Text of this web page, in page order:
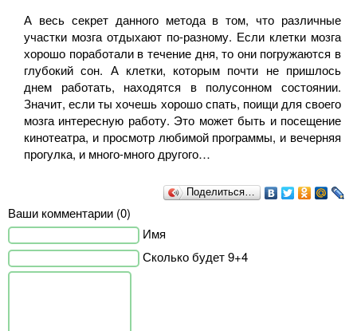
А весь секрет данного метода в том, что различные
участки мозга отдыхают по-разному. Если клетки мозга
хорошо поработали в течение дня, то они погружаются в
глубокий сон. А клетки, которым почти не пришлось
днем работать, находятся в полусонном состоянии.
Значит, если ты хочешь хорошо спать, поищи для своего
мозга интересную работу. Это может быть и посещение
кинотеатра, и просмотр любимой программы, и вечерняя
прогулка, и много-много другого…
Поделиться…
Ваши комментарии (0)
Имя
Сколько будет 9+4